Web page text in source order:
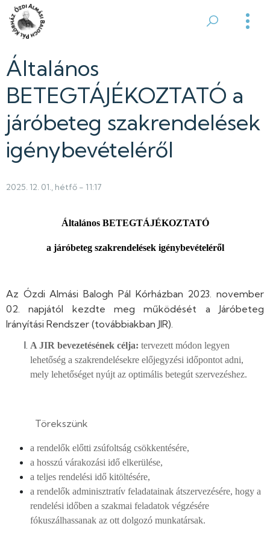
Ugrás
tartalomraÓzdi
Almási
Balogh
Pál
Kórház
Általános
BETEGTÁJÉKOZTATÓ a
járóbeteg szakrendelések
igénybevételéről
2025. 12. 01., hétfő - 11:17
Általános BETEGTÁJÉKOZTATÓ
a járóbeteg szakrendelések igénybevételéről
Az Ózdi Almási Balogh Pál Kórházban 2023. november
02. napjától kezdte meg működését a Járóbeteg
Irányítási Rendszer (továbbiakban JIR).
A JIR bevezetésének célja: tervezett módon legyen
lehetőség a szakrendelésekre előjegyzési időpontot adni,
mely lehetőséget nyújt az optimális betegút szervezéshez.
Törekszünk
a rendelők előtti zsúfoltság csökkentésére,
a hosszú várakozási idő elkerülése,
a teljes rendelési idő kitöltésére,
a rendelők adminisztratív feladatainak átszervezésére, hogy a
rendelési időben a szakmai feladatok végzésére
fókuszálhassanak az ott dolgozó munkatársak.